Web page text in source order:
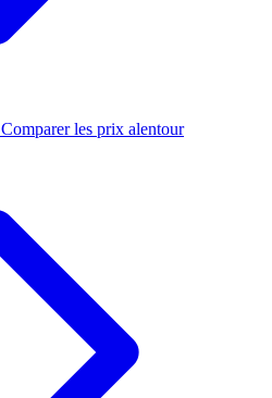
Comparer les prix alentour